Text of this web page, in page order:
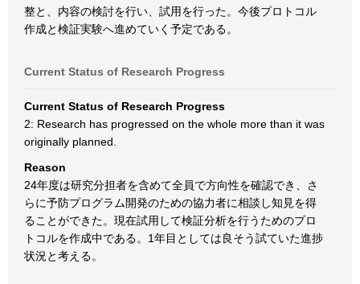
整と、内容の検討を行い、試用を行った。今後プロトコル
作成と検証実験へ進めていく予定である。
Current Status of Research Progress
Current Status of Research Progress
2: Research has progressed on the whole more than it was
originally planned.
Reason
24年度は研究分担者を含めて全員で方向性を確認でき、さ
らに予防プログラム開発のための協力者に相談し知見を得
ることができた。現在試用して検証分析を行うためのプロ
トコルを作成中である。1年目としては良そう試ていた進捗
状況と考える。